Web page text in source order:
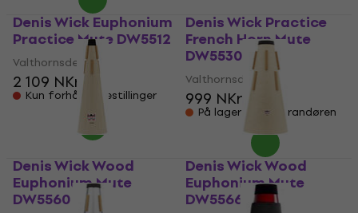
Denis Wick Euphonium
Practice Mute DW5512
Valthornsdemper
2 109 NKr
Kun forhåndsbestillinger
Denis Wick Practice
French Horn Mute
DW5530
Valthornsdemper
999 NKr
På lager hos leverandøren
Denis Wick Wood
Euphonium Mute
DW5560
Denis Wick Wood
Euphonium Mute
DW5566